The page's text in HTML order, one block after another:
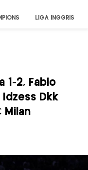
LIGA INGGRIS
1-2, Fabio
Dkk
Milan